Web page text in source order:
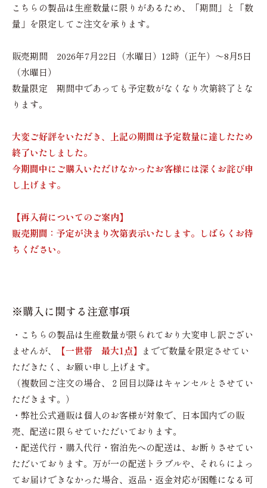
こちらの製品は生産数量に限りがあるため、「期間」と「数
量」を限定してご注文を承ります。
販売期間 2026年7月22日（水曜日）12時（正午）～8月5日
（水曜日）
数量限定 期間中であっても予定数がなくなり次第終了とな
ります。
大変ご好評をいただき、上記の期間は予定数量に達したため
終了いたしました。
今期間中にご購入いただけなかったお客様には深くお詫び申
し上げます。
【再入荷についてのご案内】
販売期間：予定が決まり次第表示いたします。しばらくお待
ちください。
※購入に関する注意事項
・こちらの製品は生産数量が限られており大変申し訳ござい
ませんが、
【一世帯 最大1点】 までで数量を限定させてい
ただきたく、お願い申し上げます。
（複数回ご注文の場合、２回目以降はキャンセルとさせてい
ただきます。）
・弊社公式通販は個人のお客様が対象で、日本国内での販
売、配送に限らせていただいております。
・配送代行・購入代行・宿泊先への配送は、お断りさせてい
ただいております。万が一の配送トラブルや、それらによっ
てお届けできなかった場合、返品・返金対応が困難になる可